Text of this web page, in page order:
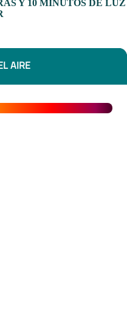
Y 10 MINUTOS DE LUZ
AIRE